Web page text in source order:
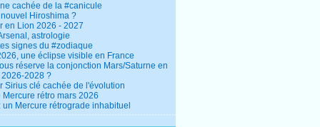
cachée de la #canicule
Hiroshima ?
en Lion 2026 - 2027
astrologie
signes du #zodiaque
une éclipse visible en France
réserve la conjonction Mars/Saturne en
2026-2028 ?
Sirius clé cachée de l'évolution
Mercure rétro mars 2026
un Mercure rétrograde inhabituel